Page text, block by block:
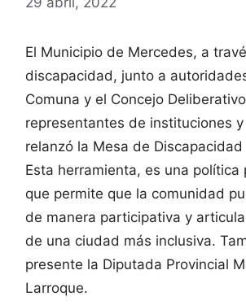
El Municipio de Mercedes, a
discapacidad, junto a
Comuna y el Concejo
representantes de instituciones
relanzó la Mesa de
Esta herramienta, es una política
que permite que la comunidad
de manera participativa y
de una ciudad más inclusiva.
presente la Diputada Provincial
Larroque.